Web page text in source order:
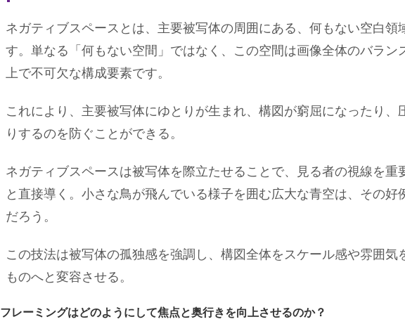
ネガティブスペースとは、主要被写体の周囲にある、何もない空白領
す。単なる「何もない空間」ではなく、この空間は画像全体のバラン
上で不可欠な構成要素です。
これにより、主要被写体にゆとりが生まれ、構図が窮屈になったり、
りするのを防ぐことができる。
ネガティブスペースは被写体を際立たせることで、見る者の視線を重
と直接導く。小さな鳥が飛んでいる様子を囲む広大な青空は、その好
だろう。
この技法は被写体の孤独感を強調し、構図全体をスケール感や雰囲気
ものへと変容させる。
フレーミングはどのようにして焦点と奥行きを向上させるのか？